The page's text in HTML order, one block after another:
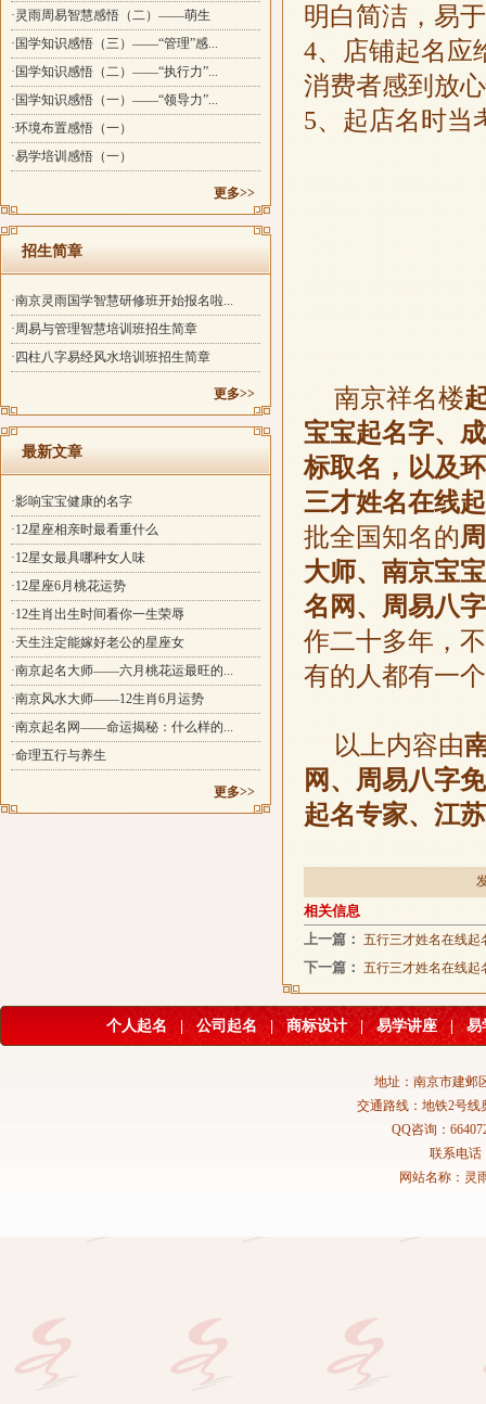
·灵雨周易智慧感悟（二）——萌生
·国学知识感悟（三）——“管理”感...
·国学知识感悟（二）——“执行力”...
·国学知识感悟（一）——“领导力”...
·环境布置感悟（一）
·易学培训感悟（一）
更多>>
招生简章
·南京灵雨国学智慧研修班开始报名啦...
·周易与管理智慧培训班招生简章
·四柱八字易经风水培训班招生简章
更多>>
最新文章
·影响宝宝健康的名字
·12星座相亲时最看重什么
·12星女最具哪种女人味
·12星座6月桃花运势
·12生肖出生时间看你一生荣辱
·天生注定能嫁好老公的星座女
·南京起名大师——六月桃花运最旺的...
·南京风水大师——12生肖6月运势
·南京起名网——命运揭秘：什么样的...
·命理五行与养生
更多>>
明白简洁，
4、店铺起名应
消费者感到放
5、起店名时
南京祥名楼
宝宝起名字、
标取名，以及
三才姓名在线
批全国知名的
大师、南京宝
名网、周易八
作二十多年，
有的人都有一
以上内容由
网、周易八字
起名专家、江
相关信息
上一篇： 五行三才姓名在线
下一篇： 五行三才姓名在线
个人起名 公司起名 | 商标设计 | 易学讲座 | 易
地址：南京市建邺
交通路线：地铁2号线
QQ咨询：
联系电话
网站名称：灵